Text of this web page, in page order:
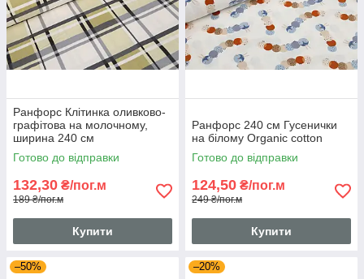
Ранфорс Клітинка оливково-
графітова на молочному,
ширина 240 см
Готово до відправки
132,30 ₴/пог.м
189 ₴/пог.м
Купити
Ранфорс 240 см Гусенички
на білому Organic cotton
Готово до відправки
124,50 ₴/пог.м
249 ₴/пог.м
Купити
–50% –20%